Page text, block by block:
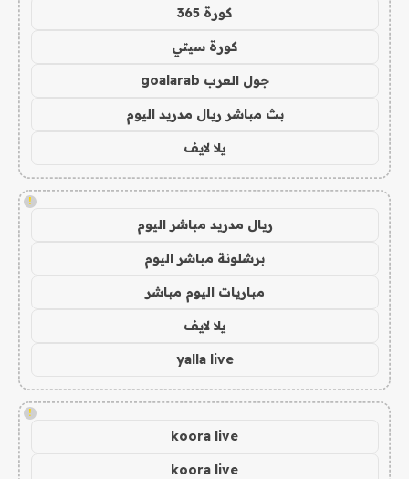
كورة 365
كورة سيتي
جول العرب goalarab
بث مباشر ريال مدريد اليوم
يلا لايف
!
ريال مدريد مباشر اليوم
برشلونة مباشر اليوم
مباريات اليوم مباشر
يلا لايف
yalla live
!
koora live
koora live